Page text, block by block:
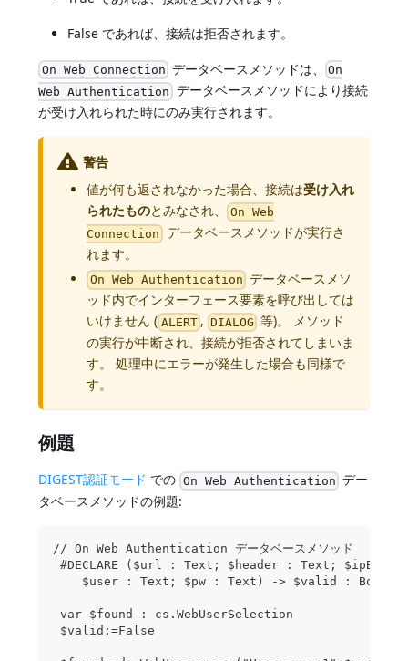
False であれば、接続は拒否されます。
On Web Connection データベースメソッドは、
On
Web Authentication データベースメソッドにより接続
が受け入れられた時にのみ実行されます。
警告
値が何も返されなかった場合、接続は受け入れ
られたものとみなされ、 On Web
Connection データベースメソッドが実行さ
れます。
On Web Authentication データベースメソ
ッド内でインターフェース要素を呼び出しては
いけません ( ALERT , DIALOG 等)。 メソッド
の実行が中断され、接続が拒否されてしまいま
す。 処理中にエラーが発生した場合も同様で
す。
例題
DIGEST認証モード での On Web Authentication デー
タベースメソッドの例題:
// On Web Authentication データベースメソッド
#DECLARE ($url : Text; $header : Text; $ipB :
$user : Text; $pw : Text) -> $valid :
var $found : cs.WebUserSelection
$valid:=False